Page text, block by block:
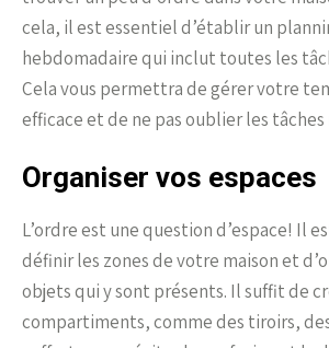
cela, il est essentiel d’établir un
hebdomadaire qui inclut toutes les
Cela vous permettra de gérer votre
efficace et de ne pas oublier les
Organiser vos espaces
L’ordre est une question d’espace! Il
définir les zones de votre maison et
objets qui y sont présents. Il suffit de
compartiments, comme des tiroirs,